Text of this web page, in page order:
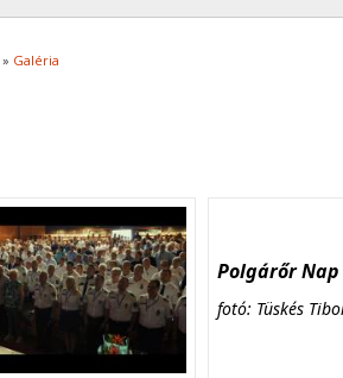
» Galéria
Polgárőr Nap
fotó: Tüskés